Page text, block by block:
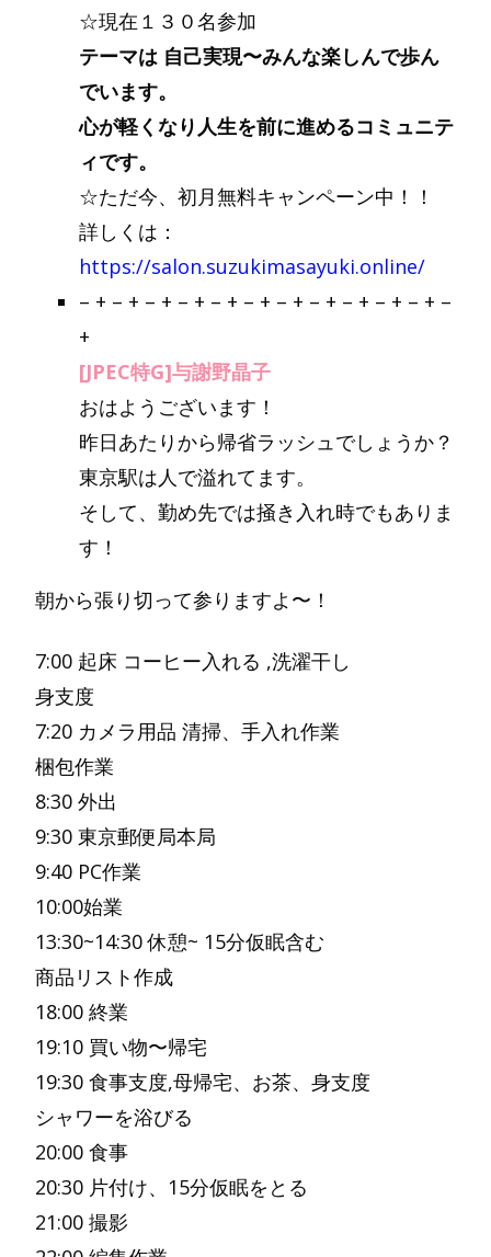
☆現在１３０名参加
テーマは 自己実現〜みんな楽しんで歩ん
でいます。
心が軽くなり人生を前に進めるコミュニテ
ィです。
☆ただ今、初月無料キャンペーン中！！
詳しくは：
https://salon.suzukimasayuki.online/
– + – + – + – + – + – + – + – + – + – + – + –
+
[JPEC特G]与謝野晶子
おはようございます！
昨日あたりから帰省ラッシュでしょうか？
東京駅は人で溢れてます。
そして、勤め先では掻き入れ時でもありま
す！
朝から張り切って参りますよ〜！
7:00 起床 コーヒー入れる ,洗濯干し
身支度
7:20 カメラ用品 清掃、手入れ作業
梱包作業
8:30 外出
9:30 東京郵便局本局
9:40 PC作業
10:00始業
13:30~14:30 休憩~ 15分仮眠含む
商品リスト作成
18:00 終業
19:10 買い物〜帰宅
19:30 食事支度,母帰宅、お茶、身支度
シャワーを浴びる
20:00 食事
20:30 片付け、15分仮眠をとる
21:00 撮影